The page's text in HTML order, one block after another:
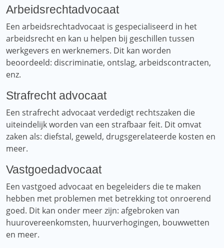
Arbeidsrechtadvocaat
Een arbeidsrechtadvocaat is gespecialiseerd in het
arbeidsrecht en kan u helpen bij geschillen tussen
werkgevers en werknemers. Dit kan worden
beoordeeld: discriminatie, ontslag, arbeidscontracten,
enz.
Strafrecht advocaat
Een strafrecht advocaat verdedigt rechtszaken die
uiteindelijk worden van een strafbaar feit. Dit omvat
zaken als: diefstal, geweld, drugsgerelateerde kosten en
meer.
Vastgoedadvocaat
Een vastgoed advocaat en begeleiders die te maken
hebben met problemen met betrekking tot onroerend
goed. Dit kan onder meer zijn: afgebroken van
huurovereenkomsten, huurverhogingen, bouwwetten
en meer.